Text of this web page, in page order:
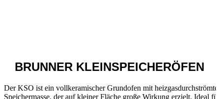
BRUNNER KLEINSPEICHERÖFEN
Der KSO ist ein vollkeramischer Grundofen mit heizgasdurchströmter
Speichermasse, der auf kleiner Fläche große Wirkung erzielt. Ideal für